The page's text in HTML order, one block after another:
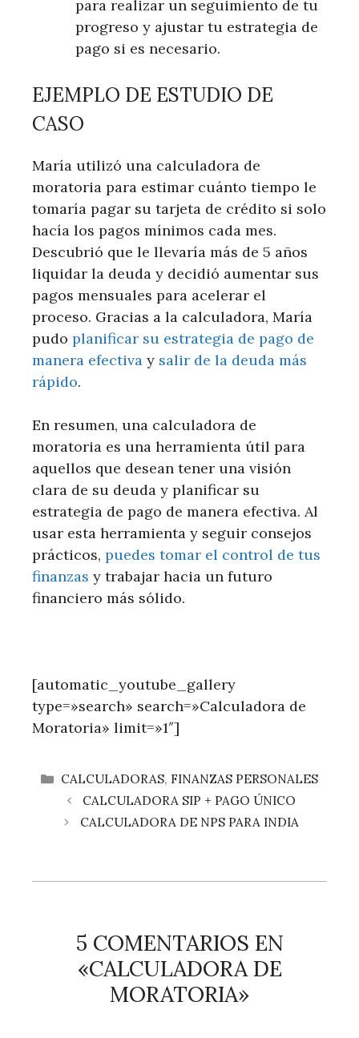
para realizar un seguimiento de tu
progreso y ajustar tu estrategia de
pago si es necesario.
EJEMPLO DE ESTUDIO DE
CASO
María utilizó una calculadora de
moratoria para estimar cuánto tiempo le
tomaría pagar su tarjeta de crédito si solo
hacía los pagos mínimos cada mes.
Descubrió que le llevaría más de 5 años
liquidar la deuda y decidió aumentar sus
pagos mensuales para acelerar el
proceso. Gracias a la calculadora, María
pudo planificar su estrategia de pago de
manera efectiva y salir de la deuda más
rápido.
En resumen, una calculadora de
moratoria es una herramienta útil para
aquellos que desean tener una visión
clara de su deuda y planificar su
estrategia de pago de manera efectiva. Al
usar esta herramienta y seguir consejos
prácticos, puedes tomar el control de tus
finanzas y trabajar hacia un futuro
financiero más sólido.
[automatic_youtube_gallery
type=»search» search=»Calculadora de
Moratoria» limit=»1″]
CATEGORÍAS
CALCULADORAS, FINANZAS PERSONALES
CALCULADORA SIP + PAGO ÚNICO
CALCULADORA DE NPS PARA INDIA
5 COMENTARIOS EN
«CALCULADORA DE
MORATORIA»